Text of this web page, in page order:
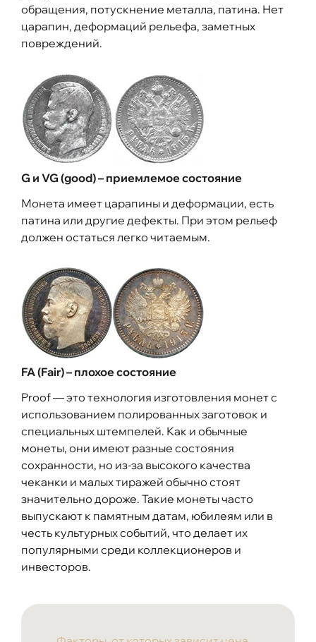
обращения, потускнение металла, патина. Нет
царапин, деформаций рельефа, заметных
повреждений.
G и VG (good) – приемлемое состояние
Монета имеет царапины и деформации, есть
патина или другие дефекты. При этом рельеф
должен остаться легко читаемым.
FA (Fair) – плохое состояние
Proof — это технология изготовления монет с
использованием полированных заготовок и
специальных штемпелей. Как и обычные
монеты, они имеют разные состояния
сохранности, но из-за высокого качества
чеканки и малых тиражей обычно стоят
значительно дороже. Такие монеты часто
выпускают к памятным датам, юбилеям или в
честь культурных событий, что делает их
популярными среди коллекционеров и
инвесторов.